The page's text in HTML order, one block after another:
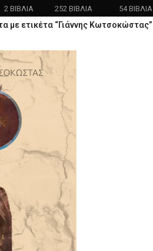
2 ΒΙΒΛΙΑ 252 ΒΙΒΛΙΑ 54 ΒΙΒΛΙΑ
με ετικέτα “Γιάννης Κωτσοκώστας”